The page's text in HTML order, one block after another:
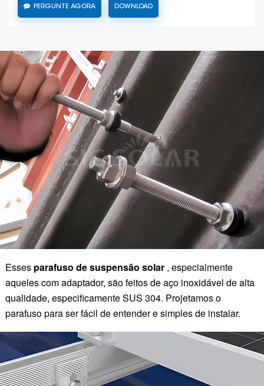
PERGUNTE AGORA DOWNLOAD
Esses parafuso de suspensão solar , especialmente
aqueles com adaptador, são feitos de aço inoxidável de alta
qualidade, especificamente SUS 304. Projetamos o
parafuso para ser fácil de entender e simples de instalar.